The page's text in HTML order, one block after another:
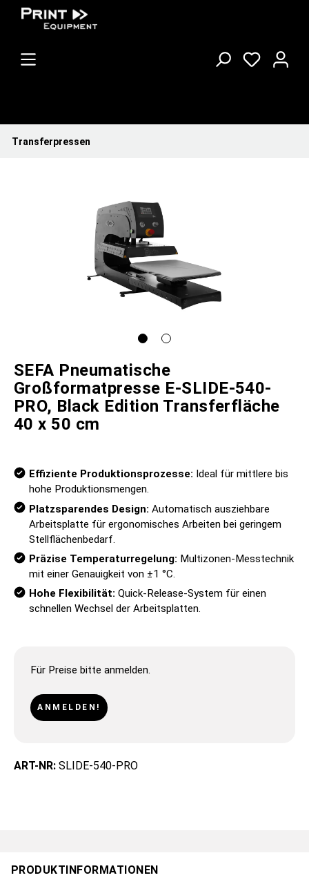
Transferpressen
SEFA Pneumatische
Großformatpresse E-SLIDE-540-
PRO, Black Edition Transferfläche
40 x 50 cm
Effiziente Produktionsprozesse: Ideal für mittlere bis
hohe Produktionsmengen.
Platzsparendes Design: Automatisch ausziehbare
Arbeitsplatte für ergonomisches Arbeiten bei geringem
Stellflächenbedarf.
Präzise Temperaturregelung: Multizonen-Messtechnik
mit einer Genauigkeit von ±1 °C.
Hohe Flexibilität: Quick-Release-System für einen
schnellen Wechsel der Arbeitsplatten.
Für Preise bitte anmelden.
ANMELDEN!
ART-NR: SLIDE-540-PRO
PRODUKTINFORMATIONEN